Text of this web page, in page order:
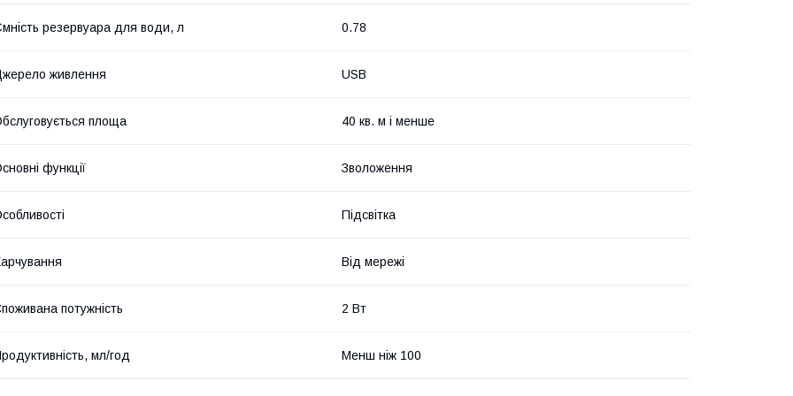
резервуара для води, л 0.78
живлення USB
площа 40 кв. м і менше
функції Зволоження
Підсвітка
Від мережі
потужність 2 Вт
мл/год Менш ніж 100